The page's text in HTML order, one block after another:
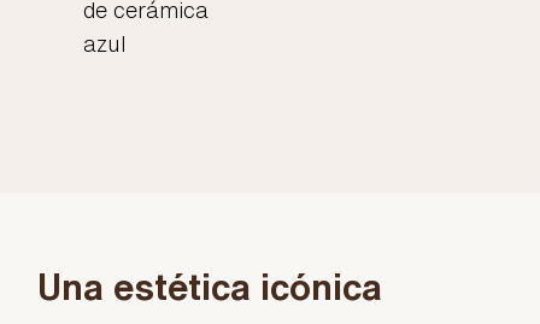
de cerámica
azul
Una estética icónica